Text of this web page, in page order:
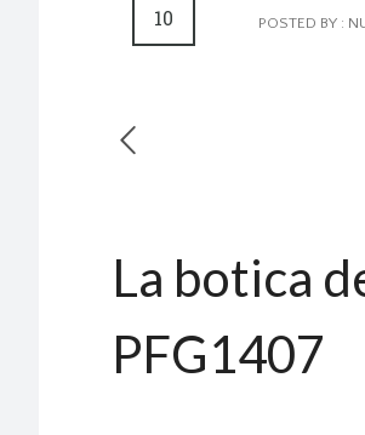
10
POSTED BY :
La botica
PFG1407